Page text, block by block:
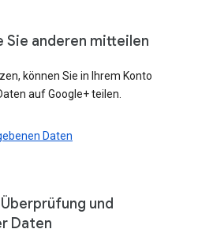
Sie anderen mitteilen
können Sie in Ihrem Konto
auf Google+ teilen.
Daten
und
Daten